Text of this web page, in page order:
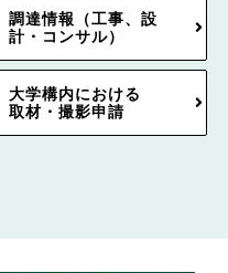
調達情報（工事、設
計・コンサル）
大学構内における
取材・撮影申請